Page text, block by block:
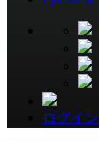
ログイン